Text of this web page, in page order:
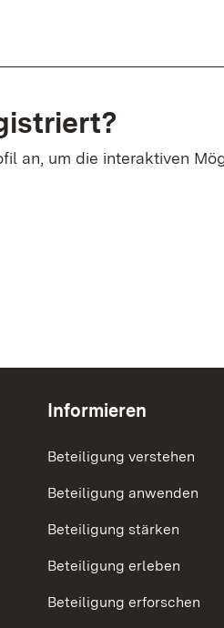
an, um die interaktiven
Informieren
Beteiligung verstehen
Beteiligung anwenden
Beteiligung stärken
Beteiligung erleben
Beteiligung erforschen